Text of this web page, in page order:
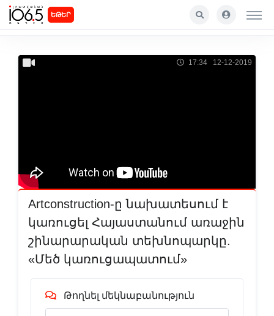
ԵԹԵՐ
17:34 12-12-2019
Artconstruction-ը նախատեսում է
կառուցել Հայաստանում առաջին
շինարարական տեխնոպարկը.
«Մեծ կառուցապատում»
Թողնել մեկնաբանություն